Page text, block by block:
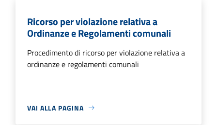
Ricorso per violazione relativa a
Ordinanze e Regolamenti comunali
Procedimento di ricorso per violazione relativa a
ordinanze e regolamenti comunali
VAI ALLA PAGINA